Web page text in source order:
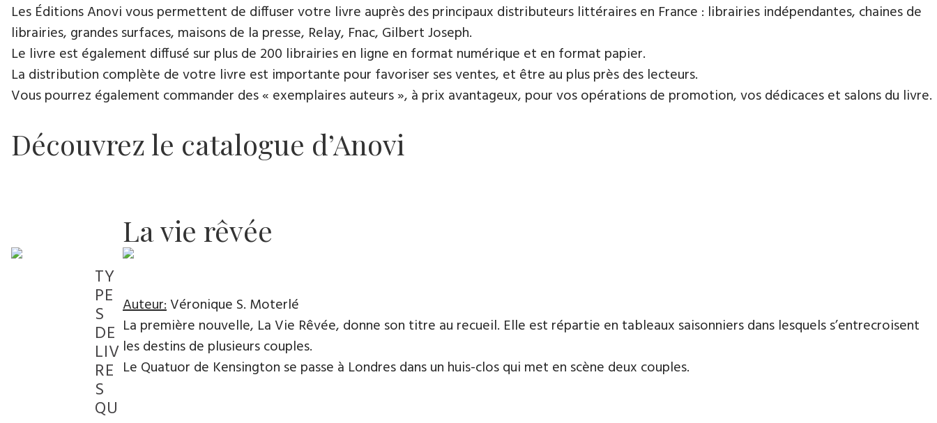
Les Éditions Anovi vous permettent de diffuser votre livre auprès des principaux distributeurs littéraires en France : librairies indépendantes, chaines de
librairies, grandes surfaces, maisons de la presse, Relay, Fnac, Gilbert Joseph.
Le livre est également diffusé sur plus de 200 librairies en ligne en format numérique et en format papier.
La distribution complète de votre livre est importante pour favoriser ses ventes, et être au plus près des lecteurs.
Vous pourrez également commander des « exemplaires auteurs », à prix avantageux, pour vos opérations de promotion, vos dédicaces et salons du livre.
Découvrez le catalogue d’Anovi
La vie rêvée
Auteur:Véronique S. Moterlé
La première nouvelle, La Vie Rêvée, donne son titre au recueil. Elle est répartie en tableaux saisonniers dans lesquels s’entrecroisent
les destins de plusieurs couples.
Le Quatuor de Kensington se passe à Londres dans un huis-clos qui met en scène deux couples.
TY
PE
S
DE
LIV
RE
S
QU